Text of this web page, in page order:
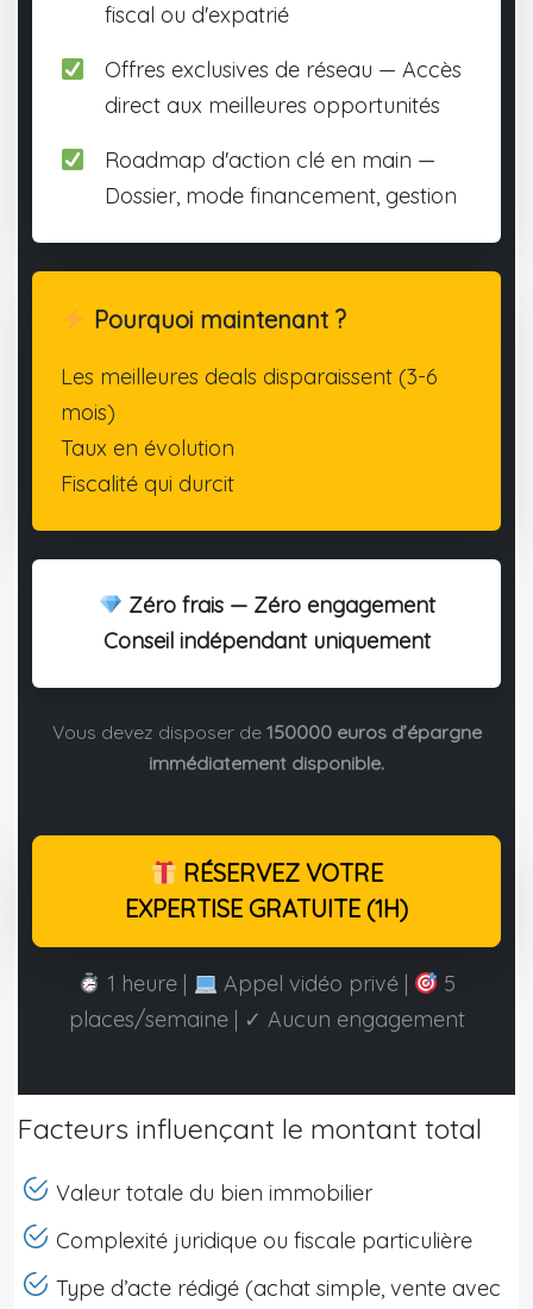
fiscal ou d'expatrié
Offres exclusives de réseau — Accès
direct aux meilleures opportunités
Roadmap d'action clé en main —
Dossier, mode financement, gestion
Pourquoi maintenant ?
Les meilleures deals disparaissent (3-6
mois)
Taux en évolution
Fiscalité qui durcit
Zéro frais — Zéro engagement
Conseil indépendant uniquement
Vous devez disposer de 150000 euros d’épargne
immédiatement disponible.
RÉSERVEZ VOTRE
EXPERTISE GRATUITE (1H)
1 heure | Appel vidéo privé |
5
places/semaine | ✓ Aucun engagement
Facteurs influençant le montant total
Valeur totale du bien immobilier
Complexité juridique ou fiscale particulière
Type d’acte rédigé (achat simple, vente avec